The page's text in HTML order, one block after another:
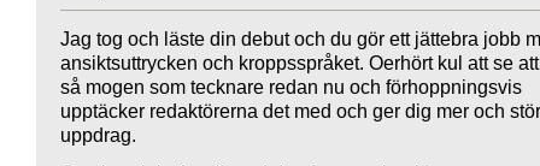
Jag tog och läste din debut och du gör ett jättebra jobb
ansiktsuttrycken och kroppsspråket. Oerhört kul att se
så mogen som tecknare redan nu och förhoppningsvis
upptäcker redaktörerna det med och ger dig mer och
uppdrag.